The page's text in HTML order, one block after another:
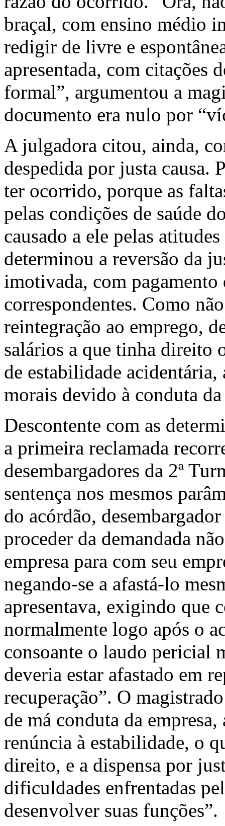
braçal, com ensino médio
redigir de livre e
apresentada, com citações
formal”, argumentou a
documento era nulo por
A julgadora citou, ainda,
despedida por justa causa.
ter ocorrido, porque as
pelas condições de saúde
causado a ele pelas
determinou a reversão da
imotivada, com pagamento
correspondentes. Como
reintegração ao emprego,
salários a que tinha direito
de estabilidade
morais devido à conduta da
Descontente com as
a primeira reclamada
desembargadores da 2ª
sentença nos mesmos
do acórdão,
proceder da demandada
empresa para com seu
negando-se a afastá-lo
apresentava, exigindo que
normalmente logo após o
consoante o laudo pericial
deveria estar afastado em
recuperação”. O
de má conduta da
renúncia à estabilidade, o
direito, e a dispensa por
dificuldades enfrentadas
desenvolver suas funções”.